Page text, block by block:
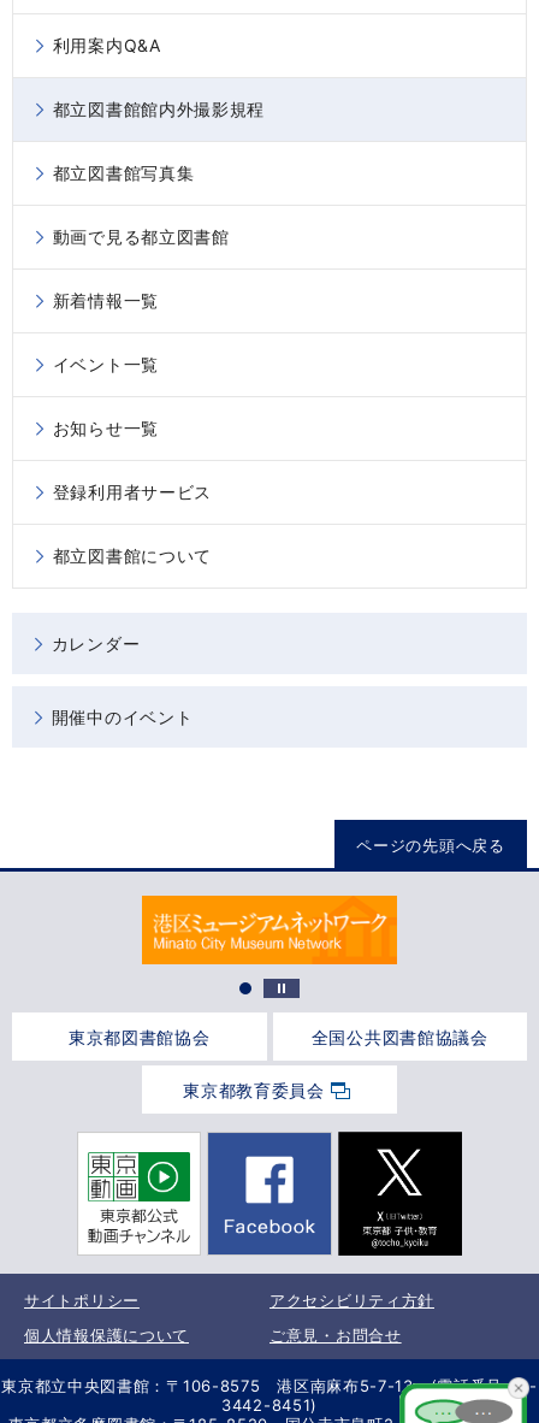
利用案内Q&A
都立図書館館内外撮影規程
都立図書館写真集
動画で見る都立図書館
新着情報一覧
イベント一覧
お知らせ一覧
登録利用者サービス
都立図書館について
カレンダー
開催中のイベント
ページの先頭へ戻る
東京都図書館協会 全国公共図書館協議会
東京都教育委員会
サイトポリシー
アクセシビリティ方針
個人情報保護について
ご意見・お問合せ
東京都立中央図書館：〒106-8575 港区南麻布5-7-13 (電話番号 03-
3442-8451)